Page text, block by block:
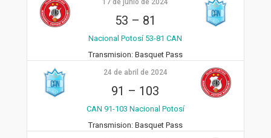
17 de junio de 2024
53 – 81
Nacional Potosí 53-81 CAN
Transmision:Basquet Pass
24 de abril de 2024
91 – 103
CAN 91-103 Nacional Potosí
Transmision:Basquet Pass